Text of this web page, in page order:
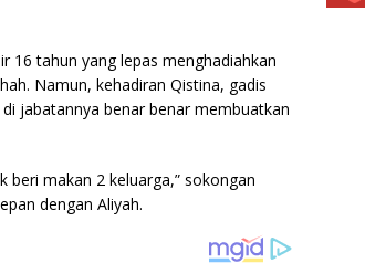
16 tahun yang lepas menghadiahkan
Namun, kehadiran Qistina, gadis
jabatannya benar benar membuatkan
beri makan 2 keluarga,” sokongan
dengan Aliyah.